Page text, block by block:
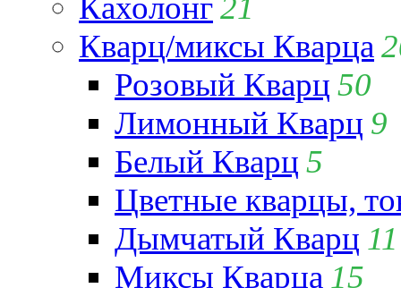
Кварц/миксы Кварца
Розовый Кварц 50
Лимонный Кварц 9
Белый Кварц 5
Цветные кварцы,
Дымчатый Кварц 11
Миксы Кварца 15